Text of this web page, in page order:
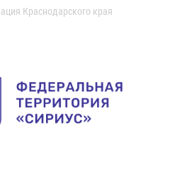
Краснодарского края